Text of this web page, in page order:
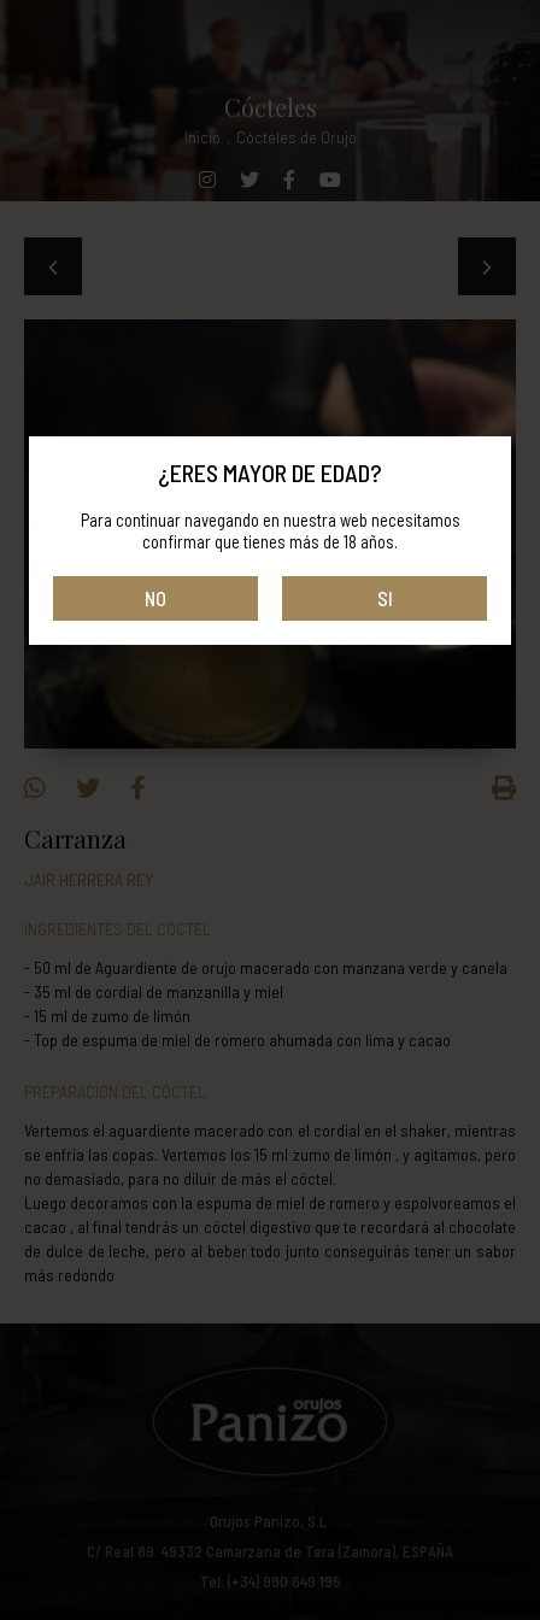
Cócteles
Inicio Cócteles de Orujo
Carranza
JAIR HERRERA REY
INGREDIENTES DEL CÓCTEL
50 ml de Aguardiente de orujo macerado con manzana verde y canela
35 ml de cordial de manzanilla y miel
15 ml de zumo de limón
Top de espuma de miel de romero ahumada con lima y cacao
PREPARACIÓN DEL CÓCTEL
Vertemos el aguardiente macerado con el cordial en el shaker, mientras
se enfría las copas. Vertemos los 15 ml zumo de limón , y agitamos, pero
no demasiado, para no diluir de más el cóctel.
Luego decoramos con la espuma de miel de romero y espolvoreamos el
cacao , al final tendrás un cóctel digestivo que te recordará al chocolate
de dulce de leche, pero al beber todo junto conseguirás tener un sabor
más redondo
Orujos Panizo, S.L.
C/ Real 89. 49332 Camarzana de Tera (Zamora), ESPAÑA
Tel: (+34) 980 649 195
¿ERES MAYOR DE EDAD?
Para continuar navegando en nuestra web necesitamos
confirmar que tienes más de 18 años.
NO SI